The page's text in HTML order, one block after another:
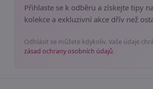
Přihlaste se k odběru a získejte tipy
kolekce a exkluzivní akce dřív než
Odhlásit se můžete kdykoliv. Vaše údaje
zásad ochrany osobních údajů.